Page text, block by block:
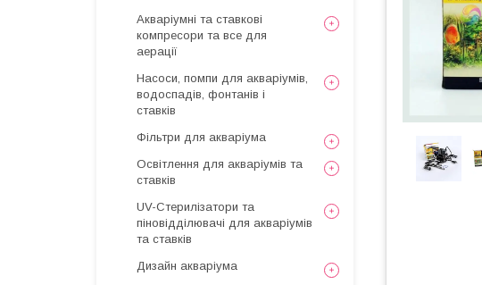
Акваріумні та ставкові
компресори та все для
аерації
Насоси, помпи для акваріумів,
водоспадів, фонтанів і
ставків
Фільтри для акваріума
Освітлення для акваріумів та
ставків
UV-Стерилізатори та
піновідділювачі для акваріумів
та ставків
Дизайн акваріума